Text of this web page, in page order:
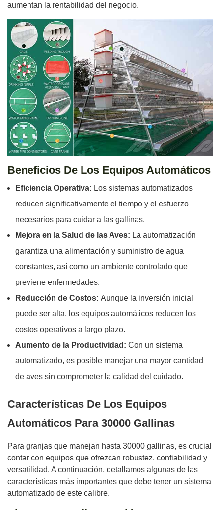
aumentan la rentabilidad del negocio.
Beneficios De Los Equipos Automáticos
Eficiencia Operativa: Los sistemas automatizados
reducen significativamente el tiempo y el esfuerzo
necesarios para cuidar a las gallinas.
Mejora en la Salud de las Aves: La automatización
garantiza una alimentación y suministro de agua
constantes, así como un ambiente controlado que
previene enfermedades.
Reducción de Costos: Aunque la inversión inicial
puede ser alta, los equipos automáticos reducen los
costos operativos a largo plazo.
Aumento de la Productividad: Con un sistema
automatizado, es posible manejar una mayor cantidad
de aves sin comprometer la calidad del cuidado.
Características De Los Equipos
Automáticos Para 30000 Gallinas
Para granjas que manejan hasta 30000 gallinas, es crucial
contar con equipos que ofrezcan robustez, confiabilidad y
versatilidad. A continuación, detallamos algunas de las
características más importantes que debe tener un sistema
automatizado de este calibre.